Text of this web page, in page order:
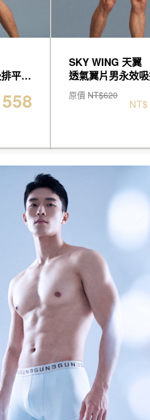
透氣翼片男永效吸排平口褲
558
SKY WING 天翼
原價 NT$620
NT$